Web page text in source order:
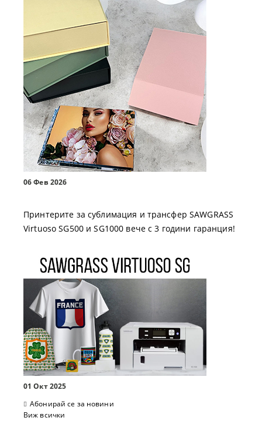
06 Фев 2026
Принтерите за сублимация и трансфер SAWGRASS
Virtuoso SG500 и SG1000 вече с 3 години гаранция!
01 Окт 2025
Абонирай се за новини
Виж всички